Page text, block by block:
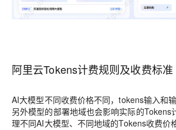
阿里云Tokens计费规则及收费标准
AI大模型不同收费价格不同，tokens输入和
另外模型的部署地域也会影响实际的Tokens
理不同AI大模型、不同地域的Tokens收费价格